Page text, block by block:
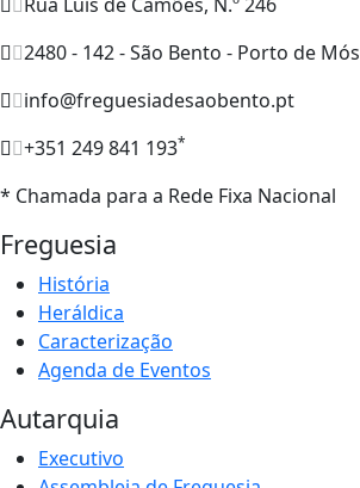
2480 - 142 - São Bento - Porto de Mós
info@freguesiadesaobento.pt
+351 249 841 193*
* Chamada para a Rede Fixa Nacional
Freguesia
História
Heráldica
Caracterização
Agenda de Eventos
Autarquia
Executivo